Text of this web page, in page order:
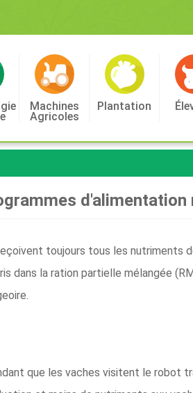
Machines
Agricoles
Plantation
toujours tous les nutriments
dans la ration partielle mélangée
que les vaches visitent le robot